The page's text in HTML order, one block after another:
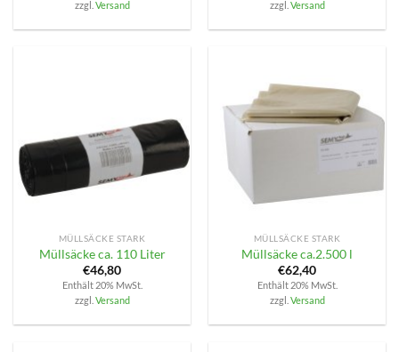
zzgl. Versand zzgl. Versand
MÜLLSÄCKE STARK
Müllsäcke ca. 110 Liter
€46,80
Enthält 20% MwSt.
zzgl. Versand
MÜLLSÄCKE STARK
Müllsäcke ca.2.500 l
€62,40
Enthält 20% MwSt.
zzgl. Versand